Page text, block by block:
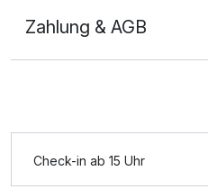
Zahlung & AGB
Check-in ab 15 Uhr